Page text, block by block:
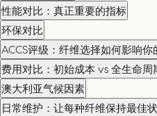
性能对比：真正重要的指标
环保对比
ACCS评级：纤维选择如何影响你
费用对比：初始成本 vs 全生命周
澳大利亚气候因素
日常维护：让每种纤维保持最佳